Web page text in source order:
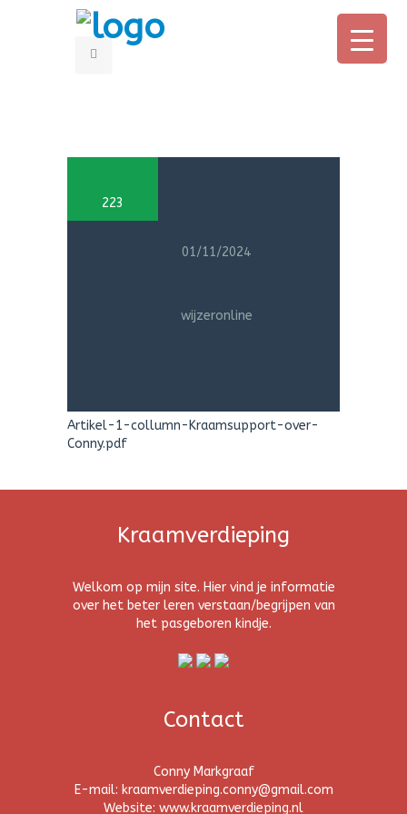
PROFESSIONALS
AANMELDEN ONLINE CURSUS
223
01/11/2024
wijzeronline
Artikel-1-collumn-Kraamsupport-over-
Conny.pdf
Kraamverdieping
Welkom op mijn site. Hier vind je informatie
over het beter leren verstaan/begrijpen van
het pasgeboren kindje.
Contact
Conny Markgraaf
E-mail: kraamverdieping.conny@gmail.com
Website: www.kraamverdieping.nl